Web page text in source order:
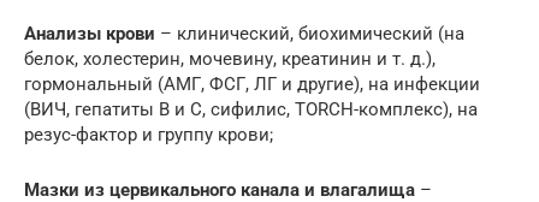
Анализы крови – клинический, биохимический (на
белок, холестерин, мочевину, креатинин и т. д.),
гормональный (АМГ, ФСГ, ЛГ и другие), на инфекции
(ВИЧ, гепатиты В и С, сифилис, TORCH-комплекс), на
резус-фактор и группу крови;
Мазки из цервикального канала и влагалища –